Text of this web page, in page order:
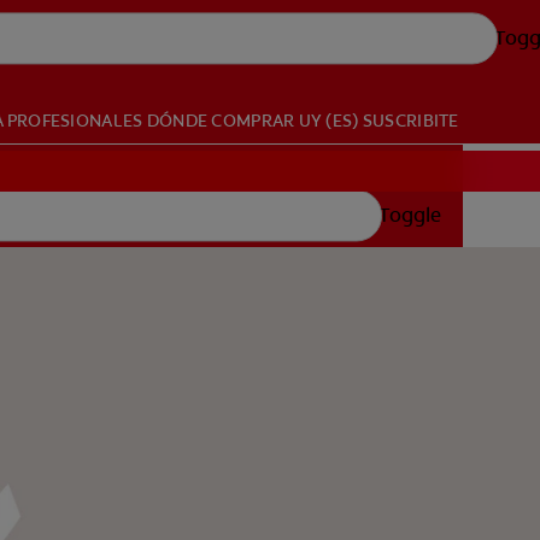
PROFESIONALES DÓNDE COMPRAR UY (ES) SUSCRIBITE
Toggle